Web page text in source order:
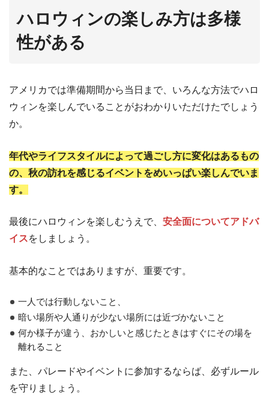
ハロウィンの楽しみ方は多様
性がある
アメリカでは準備期間から当日まで、いろんな方法でハロ
ウィンを楽しんでいることがおわかりいただけたでしょう
か。
年代やライフスタイルによって過ごし方に変化はあるもの
の、秋の訪れを感じるイベントをめいっぱい楽しんでいま
す。
最後にハロウィンを楽しむうえで、 安全面についてアドバ
イスをしましょう。
基本的なことではありますが、重要です。
一人では行動しないこと、
暗い場所や人通りが少ない場所には近づかないこと
何か様子が違う、おかしいと感じたときはすぐにその場を
離れること
また、パレードやイベントに参加するならば、必ずルール
を守りましょう。